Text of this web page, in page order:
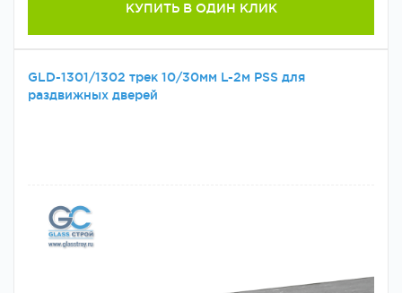
КУПИТЬ В ОДИН КЛИК
GLD-1301/1302 трек 10/30мм L-2м PSS для
раздвижных дверей